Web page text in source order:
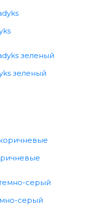
зеленый
серый